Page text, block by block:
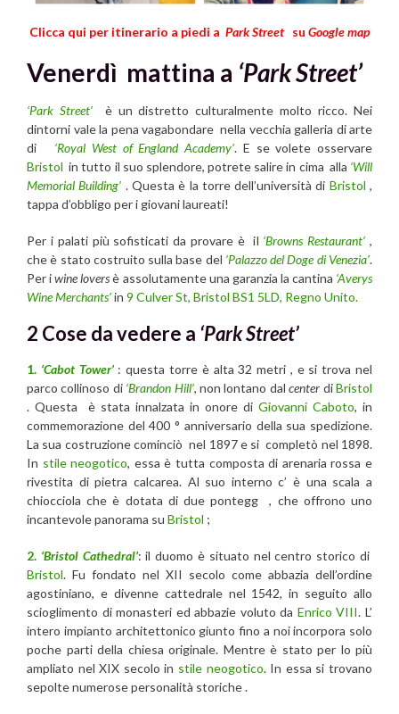
Clicca qui per itinerario a piedi a Park Street su Google map
Venerdì mattina a ‘Park Street’
‘Park Street’è un distretto culturalmente molto ricco. Nei
dintorni vale la pena vagabondare nella vecchia galleria di arte
di ‘Royal West of England Academy’. E se volete osservare
Bristol in tutto il suo splendore, potrete salire in cima alla ‘Will
Memorial Building’ . Questa è la torre dell’università di Bristol ,
tappa d’obbligo per i giovani laureati!
Per i palati più sofisticati da provare è il ‘Browns Restaurant’ ,
che è stato costruito sulla base del ‘Palazzo del Doge di Venezia’.
Per iwine loversè assolutamente una garanzia la cantina ‘Averys
Wine Merchants’in 9 Culver St, Bristol BS1 5LD, Regno Unito.
2 Cose da vedere a ‘Park Street’
1. ‘Cabot Tower’: questa torre è alta 32 metri , e si trova nel
parco collinoso di ‘Brandon Hill’, non lontano dalcenter diBristol
. Questa è stata innalzata in onore di Giovanni Caboto, in
commemorazione del 400 ° anniversario della sua spedizione.
La sua costruzione cominciò nel 1897 e si completò nel 1898.
In stile neogotico, essa è tutta composta di arenaria rossa e
rivestita di pietra calcarea. Al suo interno c’ è una scala a
chiocciola che è dotata di due pontegg , che offrono uno
incantevole panorama su Bristol ;
2. ‘Bristol Cathedral’: il duomo è situato nel centro storico di
Bristol. Fu fondato nel XII secolo come abbazia dell’ordine
agostiniano, e divenne cattedrale nel 1542, in seguito allo
scioglimento di monasteri ed abbazie voluto da Enrico VIII. L’
intero impianto architettonico giunto fino a noi incorpora solo
poche parti della chiesa originale. Mentre è stato per lo più
ampliato nel XIX secolo in stile neogotico. In essa si trovano
sepolte numerose personalità storiche .